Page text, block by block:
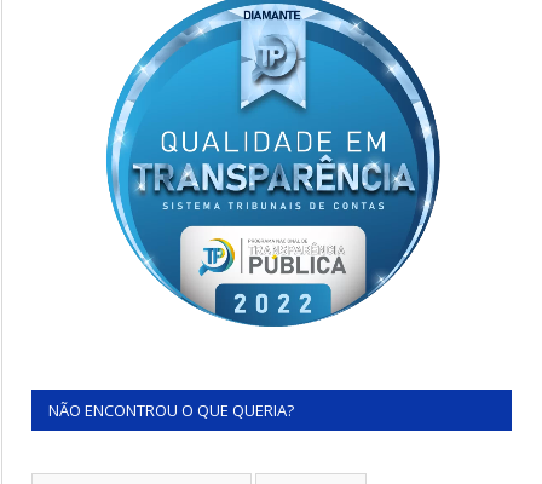
NÃO ENCONTROU O QUE QUERIA?